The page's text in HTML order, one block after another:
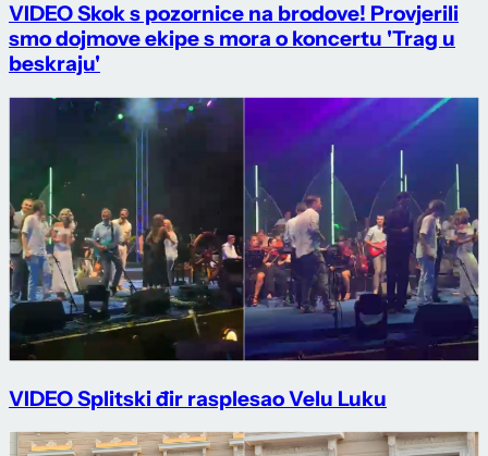
VIDEO Skok s pozornice na brodove! Provjerili
smo dojmove ekipe s mora o koncertu 'Trag u
beskraju'
VIDEO Splitski đir rasplesao Velu Luku